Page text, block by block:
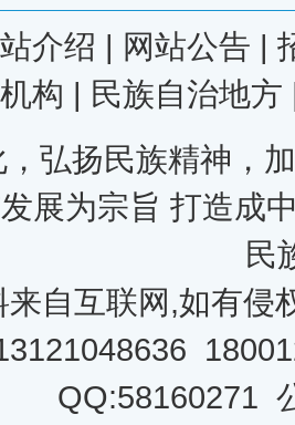
介绍 | 网站公告 |
构 | 民族自治地方
弘扬民族精神，
展为宗旨 打造成
民
来自互联网,如有
QQ:58160271